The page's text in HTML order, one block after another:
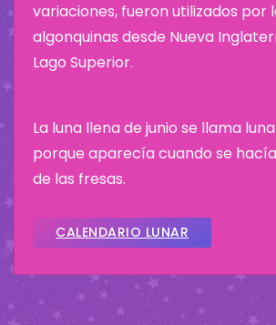
variaciones, fueron utilizados por
algonquinas desde Nueva
Lago Superior.
La luna llena de junio se llama
porque aparecía cuando se
de las fresas.
CALENDARIO LUNAR